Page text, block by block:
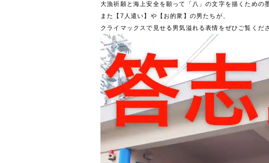
大漁祈願と海上安全を願って「八」の文字を描くための
また【7人遣い】や【お的衆】の男たちが、
クライマックスで見せる男気溢れる表情をぜひご覧くだ